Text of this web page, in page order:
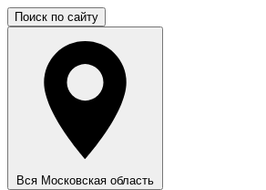
Поиск по сайту
Вся Московская область